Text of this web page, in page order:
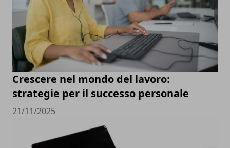
Crescere nel mondo del lavoro:
strategie per il successo personale
21/11/2025